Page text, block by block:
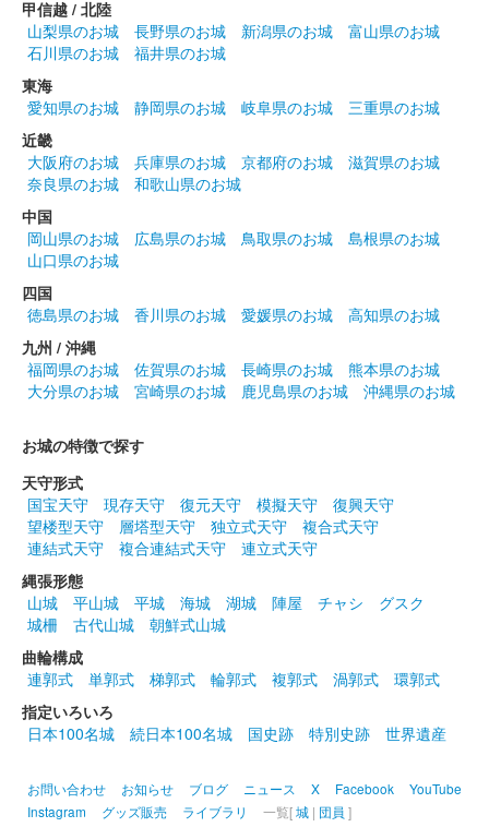
販売終了
ている。
姫路城 御城印
販売終了
2024年12月21、22日に開催されたお城EXPO2024の姫路市のブ
ースにて販売された御城印。
姫路城 御城印
販売終了
「Prijewe∞（プリ･ジュエ）」ブースにて販売された御城印。お
れてい……
姫路城 御城印
販売終了
シロボッツブースにて販売された御城印。
姫路城 御城印 令和六、七年冬限定版
販売終了
甲信越 / 北陸
山梨県のお城
長野県のお城 新潟県のお城
富山県のお城
石川県のお城
福井県のお城
東海
愛知県のお城
静岡県のお城 岐阜県のお城
三重県のお城
近畿
大阪府のお城
兵庫県のお城 京都府のお城
滋賀県のお城
奈良県のお城
和歌山県のお城
中国
岡山県のお城
広島県のお城 鳥取県のお城
島根県のお城
山口県のお城
四国
徳島県のお城
香川県のお城 愛媛県のお城
高知県のお城
九州 / 沖縄
福岡県のお城
佐賀県のお城 長崎県のお城
熊本県のお城
大分県のお城
宮崎県のお城 鹿児島県のお城 沖縄県のお城
お城の特徴で探す
天守形式
国宝天守
現存天守 復元天守 模擬天守
復興天守
望楼型天守
層塔型天守 独立式天守
複合式天守
連結式天守
複合連結式天守
連立式天守
縄張形態
山城
平山城 平城 海城 湖城 陣屋 チャシ
グスク
城柵
古代山城
朝鮮式山城
曲輪構成
連郭式
単郭式 梯郭式 輪郭式 複郭式 渦郭式
環郭式
指定いろいろ
日本100名城
続日本100名城 国史跡 特別史跡 世界遺産
お問い合わせ お知らせ ブログ ニュース X Facebook
YouTube
Instagram
グッズ販売 ライブラリ 一覧[城 | 団員 ]